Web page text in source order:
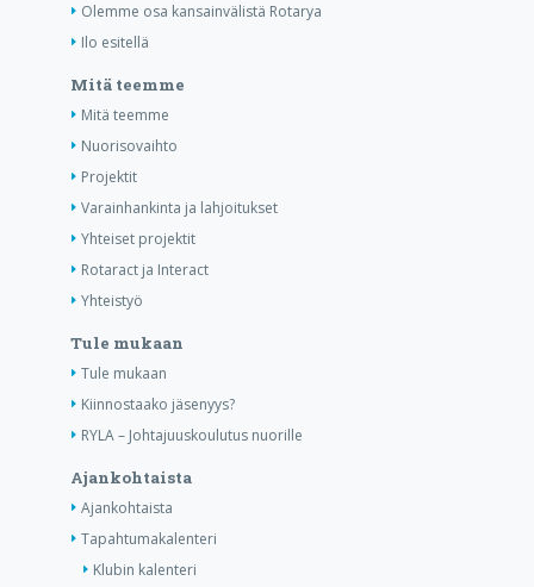
Olemme osa kansainvälistä Rotarya
Ilo esitellä
Mitä teemme
Mitä teemme
Nuorisovaihto
Projektit
Varainhankinta ja lahjoitukset
Yhteiset projektit
Rotaract ja Interact
Yhteistyö
Tule mukaan
Tule mukaan
Kiinnostaako jäsenyys?
RYLA – Johtajuuskoulutus nuorille
Ajankohtaista
Ajankohtaista
Tapahtumakalenteri
Klubin kalenteri